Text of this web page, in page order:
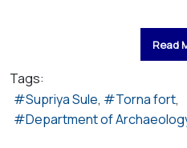
Read
Tags:
Supriya Sule
Torna fort
Department of